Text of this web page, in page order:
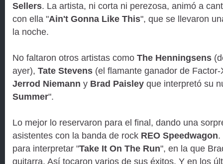
Sellers. La artista, ni corta ni perezosa, animó a
con ella "Ain't Gonna Like This", que se llevaron
la noche.
No faltaron otros artistas como The Henningsens
ayer), Tate Stevens (el flamante ganador de
Jerrod Niemann y Brad Paisley que interpretó su
Summer".
Lo mejor lo reservaron para el final, dando una
asistentes con la banda de rock REO Speedwagon.
para interpretar "Take It On The Run", en la que
guitarra. Así tocaron varios de sus éxitos. Y en los